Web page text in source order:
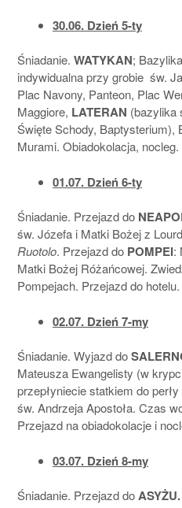
30.06. Dzień 5-ty
Śniadanie. WATYKAN;
indywidualna przy grobie św.
Plac Navony, Panteon, Plac
Maggiore, LATERAN (bazylika
Święte Schody, Baptysterium),
Murami. Obiadokolacja, nocleg.
01.07. Dzień 6-ty
Śniadanie. Przejazd do
św. Józefa i Matki Bożej z
Ruotolo. Przejazd do POMPEI:
Matki Bożej Różańcowej.
Pompejach. Przejazd do
02.07. Dzień 7-my
Śniadanie. Wyjazd do
Mateusza Ewangelisty (w
przepłyniecie statkiem do
św. Andrzeja Apostoła. Czas
Przejazd na obiadokolacje i
03.07. Dzień 8-my
Śniadanie. Przejazd doASYŻU.